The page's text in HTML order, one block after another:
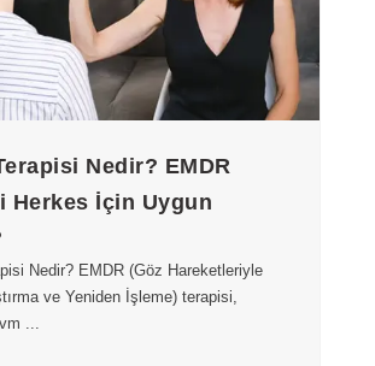
Nedir? EMDR
Herkes İçin Uygun
Nedir? EMDR (Göz Hareketleriyle
ve Yeniden İşleme) terapisi,
...